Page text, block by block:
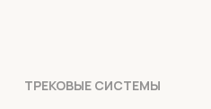
ТРЕКОВЫЕ СИСТЕМЫ